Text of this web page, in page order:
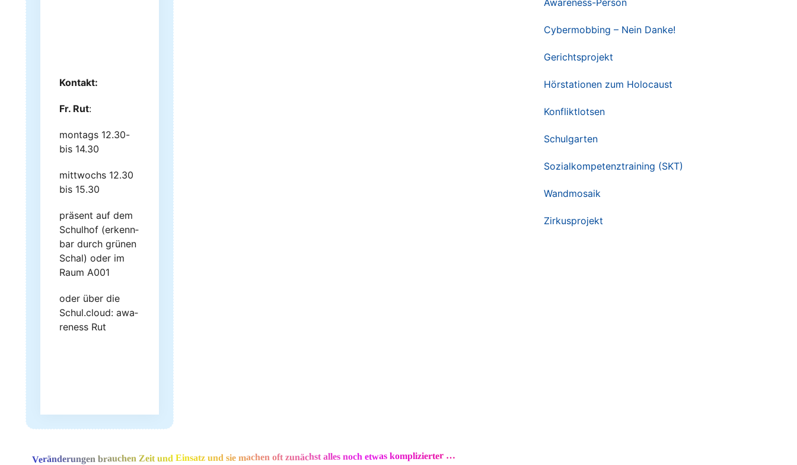
Kontakt:
Fr. Rut:
mon­tags 12.30-
bis 14.30
mitt­wochs 12.30
bis 15.30
prä­sent auf dem
Schul­hof (erkenn­
bar durch grü­nen
Schal) oder im
Raum A001
oder über die
Schul.cloud: awa­
re­ness Rut
Veränderungen brauchen Zeit und Einsatz und sie machen oft zunächst alles noch etwas komplizierter …
Awareness-Person
Cybermobbing – Nein Danke!
Gerichtsprojekt
Hörstationen zum Holocaust
Konfliktlotsen
Schulgarten
Sozialkompetenztraining (SKT)
Wandmosaik
Zirkusprojekt